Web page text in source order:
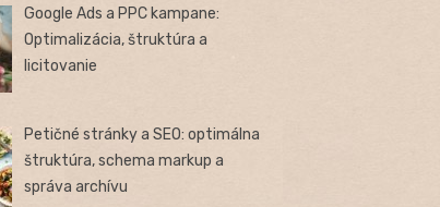
Google Ads a PPC kampane:
Optimalizácia, štruktúra a
licitovanie
Petičné stránky a SEO: optimálna
štruktúra, schema markup a
správa archívu